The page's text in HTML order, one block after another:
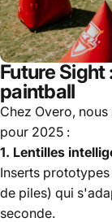
Future Sight
paintball
Chez Overo,
pour 2025 :
1. Lentilles
Inserts
de piles) qui
seconde.